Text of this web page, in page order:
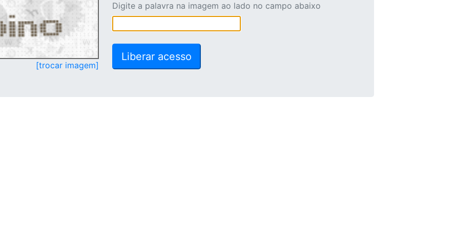
[trocar imagem]
Digite a palavra na imagem ao lado no campo abaixo